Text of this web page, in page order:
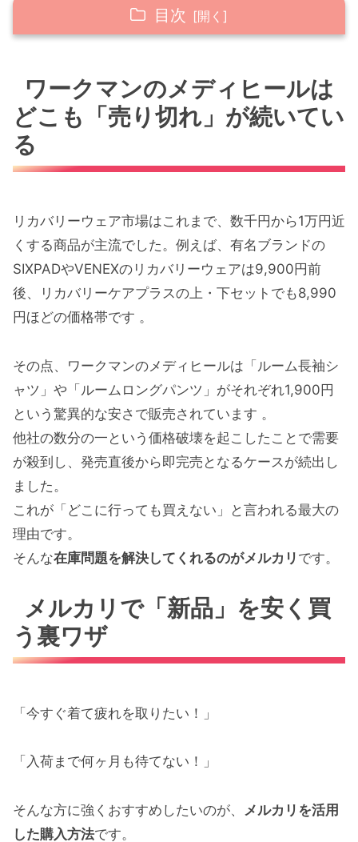
目次
れ」が続いている
メルカリで「新品」を安く買う裏ワザ
まとめ｜買えないストレスはメルカリで即解
決！
ワークマンのメディヒールは
どこも「売り切れ」が続いてい
る
リカバリーウェア市場はこれまで、数千円から1万円近
くする商品が主流でした。例えば、有名ブランドの
SIXPADやVENEXのリカバリーウェアは9,900円前
後、リカバリーケアプラスの上・下セットでも8,990
円ほどの価格帯です 。
その点、ワークマンのメディヒールは「ルーム長袖シ
ャツ」や「ルームロングパンツ」がそれぞれ1,900円
という驚異的な安さで販売されています 。
他社の数分の一という価格破壊を起こしたことで需要
が殺到し、発売直後から即完売となるケースが続出し
ました。
これが「どこに行っても買えない」と言われる最大の
理由です。
そんな在庫問題を解決してくれるのがメルカリ です。
メルカリで「新品」を安く買
う裏ワザ
「今すぐ着て疲れを取りたい！」
「入荷まで何ヶ月も待てない！」
そんな方に強くおすすめしたいのが、
メルカリを活用
した購入方法です。